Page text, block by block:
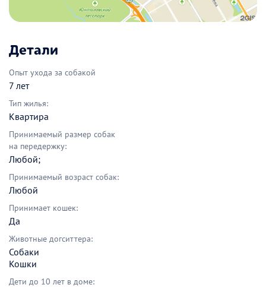
Детали
Опыт ухода за собакой
7 лет
Тип жилья:
Квартира
Принимаемый размер собак
на передержку:
Любой;
Принимаемый возраст собак:
Любой
Принимает кошек:
Да
Животные догситтера:
Собаки
Кошки
Дети до 10 лет в доме: